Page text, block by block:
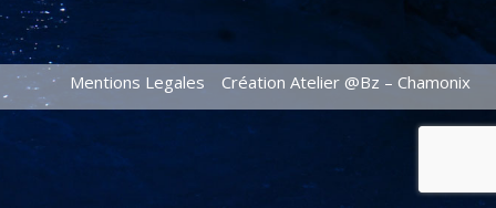
Mentions Legales Création Atelier @Bz – Chamonix